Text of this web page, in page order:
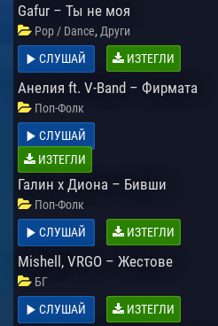
Gafur – Ты не моя
Pop / Dance, Други
СЛУШАЙ
ИЗТЕГЛИ
Анелия ft. V-Band – Фирмата
Поп-Фолк
СЛУШАЙ
ИЗТЕГЛИ
Галин х Диона – Бивши
Поп-Фолк
СЛУШАЙ
ИЗТЕГЛИ
Mishell, VRGO – Жестове
БГ
СЛУШАЙ
ИЗТЕГЛИ